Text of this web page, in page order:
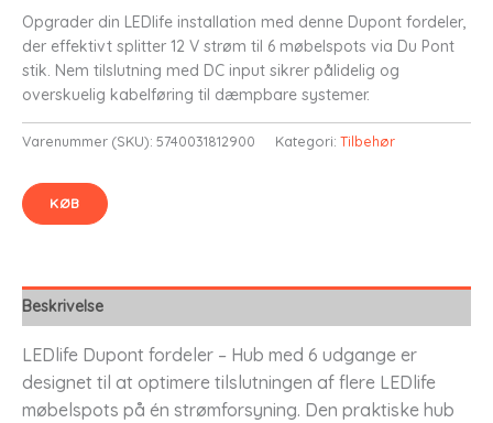
Opgrader din LEDlife installation med denne Dupont fordeler,
der effektivt splitter 12 V strøm til 6 møbelspots via Du Pont
stik. Nem tilslutning med DC input sikrer pålidelig og
overskuelig kabelføring til dæmpbare systemer.
Varenummer (SKU): 5740031812900 Kategori: Tilbehør
KØB
Beskrivelse
LEDlife Dupont fordeler – Hub med 6 udgange er
designet til at optimere tilslutningen af flere LEDlife
møbelspots på én strømforsyning. Den praktiske hub